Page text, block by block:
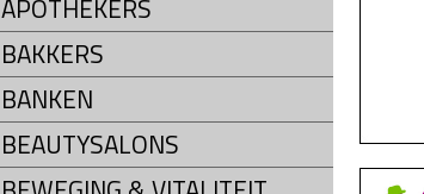
APOTHEKERS
BAKKERS
BANKEN
BEAUTYSALONS